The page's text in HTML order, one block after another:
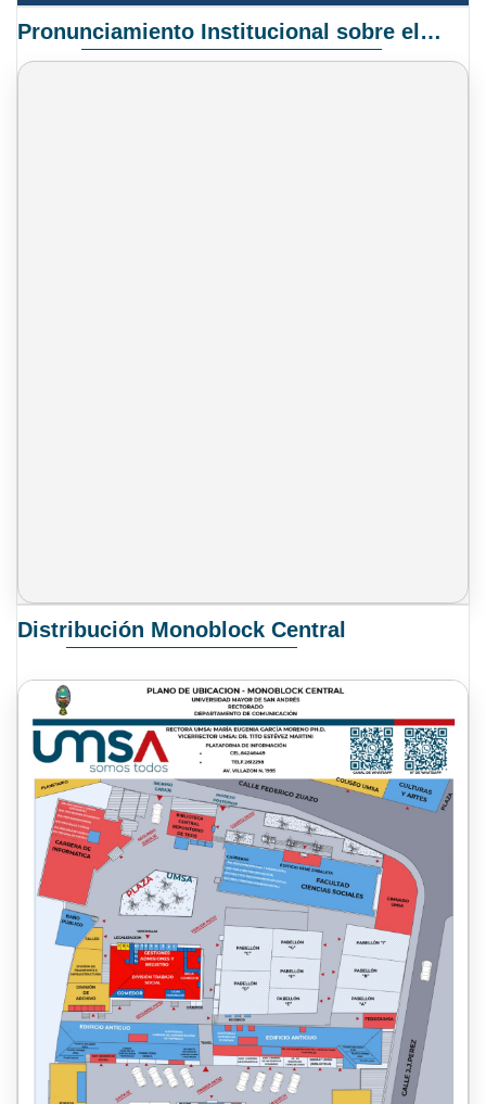
Pronunciamiento Institucional sobre el Proyecto de Ley N° 068/2025-2026 C.S.
Distribución Monoblock Central